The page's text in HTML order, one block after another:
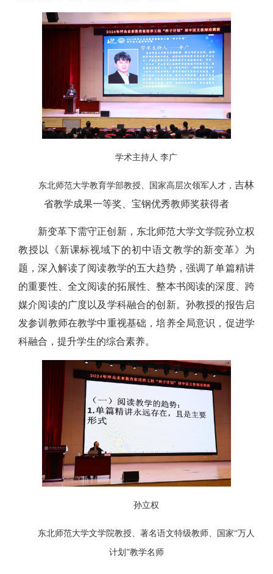
学术主持人 李广
东北师范大学教育学部教授、国家高层次领军人才， 吉林
省教学成果一等奖、宝钢优秀教师奖获得者
新变革下需守正创新，东北师范大学文学院孙立权
教授以《新课标视域下的初中语文教学的新变革》为
题，深入解读了阅读教学的五大趋势，强调了单篇精讲
的重要性、全文阅读的拓展性、整本书阅读的深度、跨
媒介阅读的广度以及学科融合的创新。孙教授的报告启
发参训教师在教学中重视基础，培养全局意识，促进学
科融合，提升学生的综合素养。
孙立权
东北师范大学文学院教授、著名语文特级教师、国家“万人
计划”教学名师